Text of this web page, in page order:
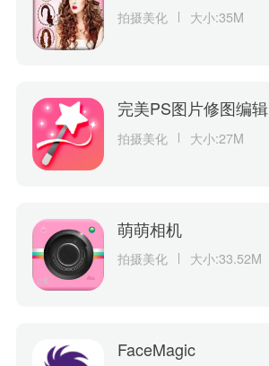
拍摄美化 大小:35M
完美PS图片修图编辑
拍摄美化 大小:27M
萌萌相机
拍摄美化 大小:33.52M
FaceMagic